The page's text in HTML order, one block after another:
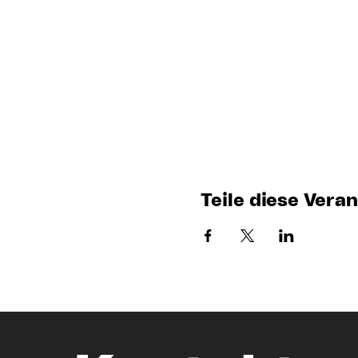
Teile diese